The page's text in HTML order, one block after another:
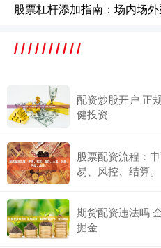
股票杠杆添加指南：场内场
配资炒股开户 正
健投资
股票配资流程：
易、风控、结算。
期货配资违法吗
掘金